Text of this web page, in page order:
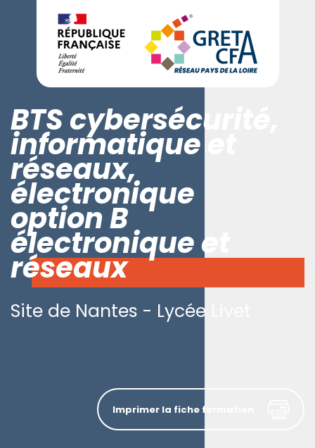
BTS cybersécurité,
informatique et
réseaux,
électronique
option B
électronique et
réseaux
Site de Nantes - Lycée Livet
Imprimer la fiche formation